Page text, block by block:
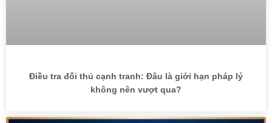
Điều tra đối thủ cạnh tranh: Đâu là giới hạn pháp lý
không nên vượt qua?